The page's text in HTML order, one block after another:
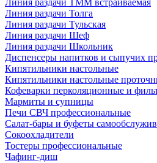
Линия раздачи ТММ встраиваемая
Линия раздачи Толга
Линия раздачи Тульская
Линия раздачи Шеф
Линия раздачи Школьник
Диспенсеры напитков и сыпучих
Кипятильники настольные
Кипятильники настольные
Кофеварки перколяционные и
Мармиты и супницы
Печи СВЧ профессиональные
Салат-бары и буфеты
Сокоохладители
Тостеры профессиональные
Чафинг-диш